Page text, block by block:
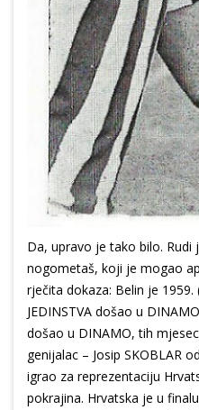
Da, upravo je tako bilo.
nogometaš, koji je mogao
rječita dokaza: Belin je
JEDINSTVA došao u
došao u DINAMO, tih
genijalac – Josip SKOBLAR
igrao za reprezentaciju
pokrajina. Hrvatska je u